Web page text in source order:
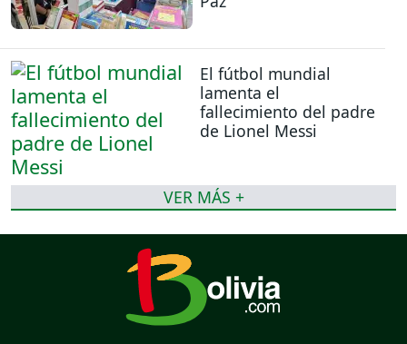
El fútbol mundial
lamenta el
fallecimiento del padre
de Lionel Messi
VER MÁS +